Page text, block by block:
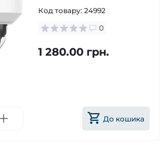
Код товару: 24992
0
1 280.00 грн.
До кошика